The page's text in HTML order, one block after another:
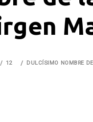
12 DULCÍSIMO NOMBRE